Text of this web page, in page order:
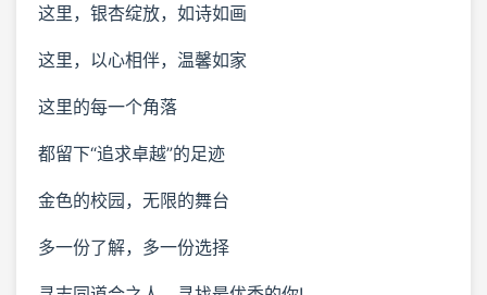
这里，银杏绽放，如诗如画
这里，以心相伴，温馨如家
这里的每一个角落
都留下“追求卓越”的足迹
金色的校园，无限的舞台
多一份了解，多一份选择